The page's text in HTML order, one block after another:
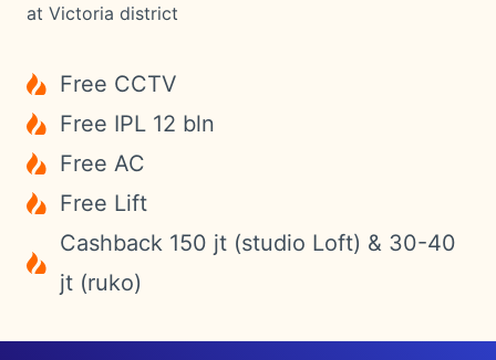
at Victoria district
Free CCTV
Free IPL 12 bln
Free AC
Free Lift
Cashback 150 jt (studio Loft) & 30-40
jt (ruko)